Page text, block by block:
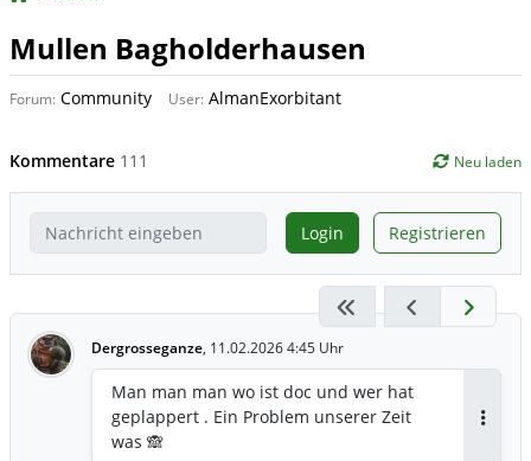
Mullen Bagholderhausen
Forum: Community User: AlmanExorbitant
Kommentare 111 Neu laden
Login Registrieren
Dergrosseganze, 11.02.2026 4:45 Uhr
Man man man wo ist doc und wer hat
geplappert . Ein Problem unserer Zeit
was 🙈